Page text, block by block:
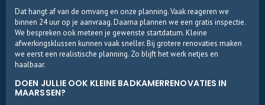
Dat hangt af van de omvang en onze planning. Vaak reageren we
binnen 24 uur op je aanvraag. Daarna plannen we een gratis inspectie.
We bespreken ook meteen je gewenste startdatum. Kleine
afwerkingsklussen kunnen vaak sneller. Bij grotere renovaties maken
we eerst een realistische planning. Zo blijft het werk netjes en
haalbaar.
DOEN JULLIE OOK KLEINE BADKAMERRENOVATIES IN
MAARSSEN?